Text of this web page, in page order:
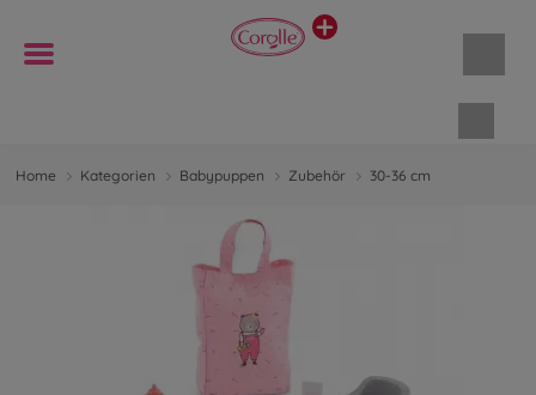
Home Kategorien Babypuppen Zubehör 30-36 cm